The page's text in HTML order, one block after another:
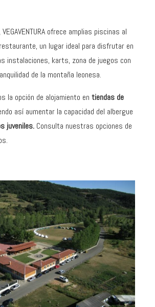
ofrece amplias piscinas al
un lugar ideal para disfrutar en
instalaciones, karts, zona de juegos con
de la montaña leonesa.
la opción de alojamiento en tiendas de
así aumentar la capacidad del albergue
juveniles. Consulta nuestras opciones de